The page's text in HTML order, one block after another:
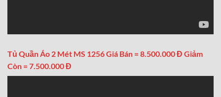
Tủ Quần Áo 2 Mét MS 1256 Giá Bán = 8.500.000 Đ Giảm
Còn = 7.500.000 Đ